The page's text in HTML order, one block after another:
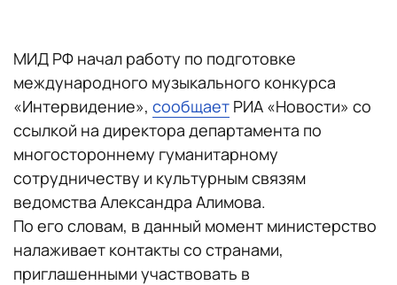
МИД РФ начал работу по подготовке
международного музыкального конкурса
«Интервидение», сообщает РИА «Новости» со
ссылкой на директора департамента по
многостороннему гуманитарному
сотрудничеству и культурным связям
ведомства Александра Алимова.
По его словам, в данный момент министерство
налаживает контакты со странами,
приглашенными участвовать в